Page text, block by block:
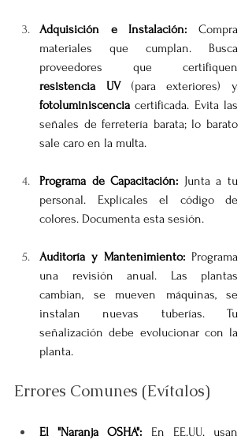
Adquisición e Instalación: Compra
materiales que cumplan. Busca
resistencia UV
fotoluminiscencia certificada. Evita las
señales de ferretería barata; lo barato
sale caro en la multa.
Programa de Capacitación: Junta a tu
personal. Explícales el código de
colores. Documenta esta sesión.
Auditoría y Mantenimiento: Programa
una revisión anual. Las plantas
cambian, se mueven máquinas, se
instalan nuevas tuberías. Tu
señalización debe evolucionar con la
planta.
Errores Comunes (Evítalos)
El "Naranja OSHA": En EE.UU. usan